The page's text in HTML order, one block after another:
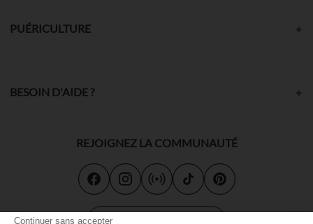
Continuer sans accepter
PUÉRICULTURE
BESOIN D'AIDE ?
REJOIGNEZ LA COMMUNAUTÉ
Carte cadeau